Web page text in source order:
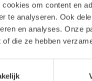
cookies om content en
te analyseren. Ook
en analyses. Onze
of die ze hebben